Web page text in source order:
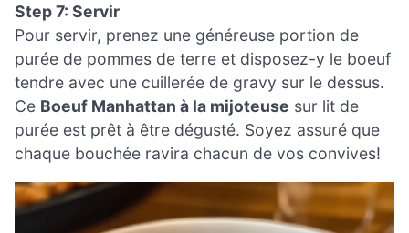
Step 7: Servir
Pour servir, prenez une généreuse portion de
purée de pommes de terre et disposez-y le boeuf
tendre avec une cuillerée de gravy sur le dessus.
Ce Boeuf Manhattan à la mijoteuse sur lit de
purée est prêt à être dégusté. Soyez assuré que
chaque bouchée ravira chacun de vos convives!